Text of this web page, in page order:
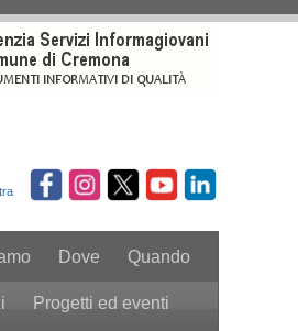
Dove Quando
Progetti ed eventi